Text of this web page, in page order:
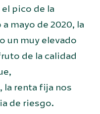
pico de la
mayo de 2020, la
un muy elevado
de la calidad
renta fija nos
de riesgo.